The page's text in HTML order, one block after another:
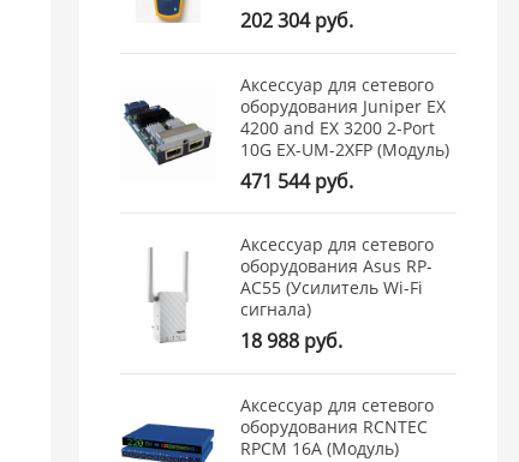
202 304 руб.
Аксессуар для сетевого
оборудования Juniper EX
4200 and EX 3200 2-Port
10G EX-UM-2XFP (Модуль)
471 544 руб.
Аксессуар для сетевого
оборудования Asus RP-
AC55 (Усилитель Wi-Fi
сигнала)
18 988 руб.
Аксессуар для сетевого
оборудования RCNTEC
RPCM 16A (Модуль)